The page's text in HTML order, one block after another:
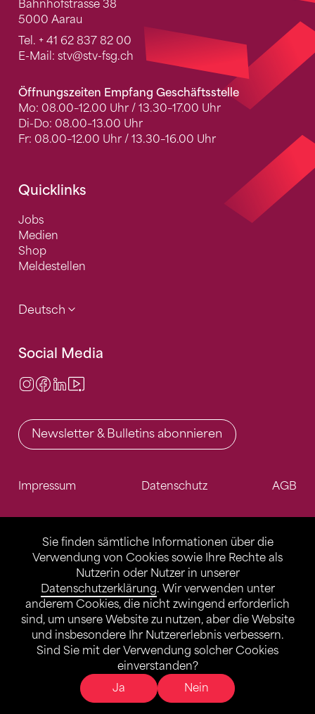
Sie finden sämtliche Informationen über die
Verwendung von Cookies sowie Ihre Rechte als
Nutzerin oder Nutzer in unserer
Datenschutzerklärung. Wir verwenden unter
anderem Cookies, die nicht zwingend erforderlich
sind, um unsere Website zu nutzen, aber die Website
und insbesondere Ihr Nutzererlebnis verbessern.
Sind Sie mit der Verwendung solcher Cookies
einverstanden?
Ja
Nein
Bahnhofstrasse 38
5000 Aarau
Tel. + 41 62 837 82 00
E-Mail: stv@stv-fsg.ch
Öffnungszeiten Empfang Geschäftsstelle
Mo: 08.00–12.00 Uhr / 13.30–17.00 Uhr
Di-Do: 08.00–13.00 Uhr
Fr: 08.00–12.00 Uhr / 13.30–16.00 Uhr
Quicklinks
Jobs
Medien
Shop
Meldestellen
Deutsch
Social Media
Instagram
Facebook
LinkedIn
Newsletter & Bulletins abonnieren
Impressum Datenschutz AGB